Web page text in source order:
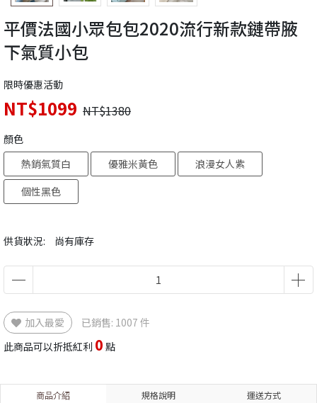
平價法國小眾包包2020流行新款鏈帶腋
下氣質小包
限時優惠活動
NT$1099 NT$1380
供貨狀況: 尚有庫存
顏色
熱銷氣質白
優雅米黃色
浪漫女人紫
個性黑色
加入最愛
已銷售: 1007 件
此商品可以折抵紅利 0 點
商品介紹 規格說明 運送方式